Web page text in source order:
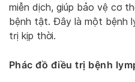
miễn dịch, giúp bảo vệ cơ
bệnh tật. Đây là một bệnh
trị kịp thời.
Phác đồ điều trị bệnh